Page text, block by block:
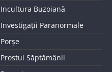
Incultura Buzoiană
Investigații Paranormale
Porșe
Prostul Săptămânii